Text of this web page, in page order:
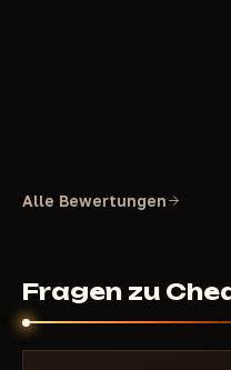
Alle Bewertungen
Fragen zu